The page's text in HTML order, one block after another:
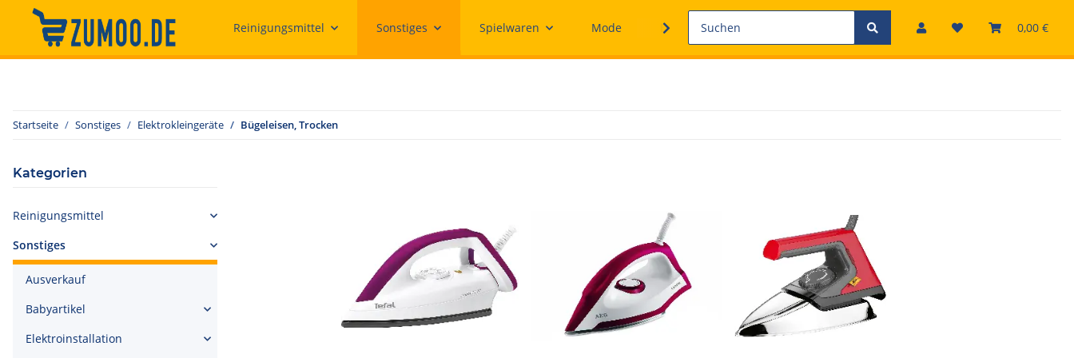
0,00 €
Reinigungsmittel Sonstiges Spielwaren Mode Ersatzteile
Startseite Sonstiges Elektrokleingeräte Bügeleisen, Trocken
Kategorien
Reinigungsmittel
Sonstiges
Ausverkauf
Babyartikel
Elektroinstallation